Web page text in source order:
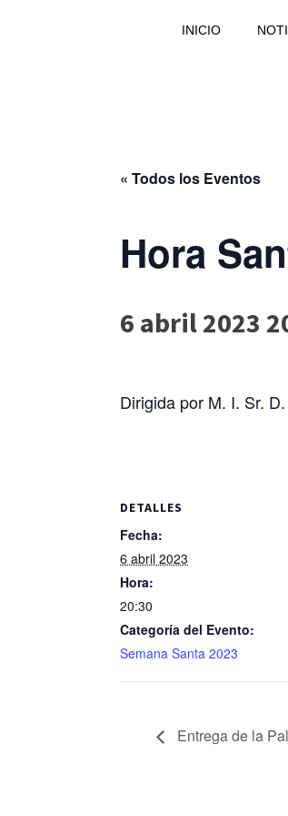
INICIO
« Todos los Eventos
Hora
6 abril 2023
Dirigida por M. I. Sr.
DETALLES
Fecha:
6 abril 2023
Hora:
20:30
Categoría del Evento:
Semana Santa 2023
Entrega de la